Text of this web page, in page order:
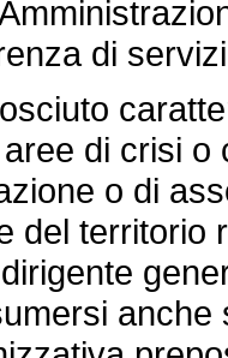
di
di crisi
o di
del territorio